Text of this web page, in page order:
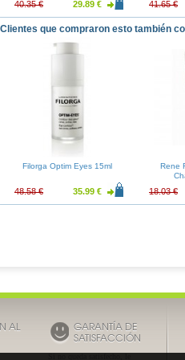
40.35 € 29.89 € 41.65 €
Clientes que compraron esto también
Filorga Optim Eyes 15ml
48.58 € 35.99 €
Rene
18.03 €
AL GARANTÍA DE
SATISFACCIÓN